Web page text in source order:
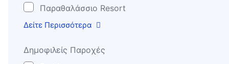
Παραθαλάσσιο Resort
Δείτε Περισσότερα
Δημοφιλείς Παροχές